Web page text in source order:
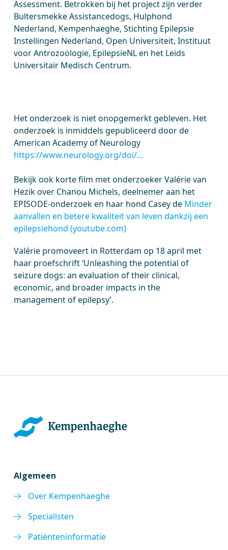
Assessment. Betrokken bij het project zijn verder
Bultersmekke Assistancedogs, Hulphond
Nederland, Kempenhaeghe, Stichting Epilepsie
Instellingen Nederland, Open Universiteit, Instituut
voor Antrozoölogie, EpilepsieNL en het Leids
Universitair Medisch Centrum.
Het onderzoek is niet onopgemerkt gebleven. Het
onderzoek is inmiddels gepubliceerd door de
American Academy of Neurology
https://www.neurology.org/doi/...
Bekijk ook korte film met onderzoeker Valérie van
Hezik over Chanou Michels, deelnemer aan het
EPISODE-onderzoek en haar hond Casey de Minder
aanvallen en betere kwaliteit van leven dankzij een
epilepsiehond (youtube.com)
Valérie promoveert in Rotterdam op 18 april met
haar proefschrift ‘Unleashing the potential of
seizure dogs: an evaluation of their clinical,
economic, and broader impacts in the
management of epilepsy’.
Algemeen
Over Kempenhaeghe
Specialisten
Patiënteninformatie